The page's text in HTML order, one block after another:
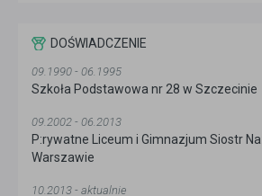
DOŚWIADCZENIE
09.1990 - 06.1995
Szkoła Podstawowa nr 28 w Szczecinie
09.2002 - 06.2013
P:rywatne Liceum i Gimnazjum Siostr
Warszawie
10.2013 - aktualnie